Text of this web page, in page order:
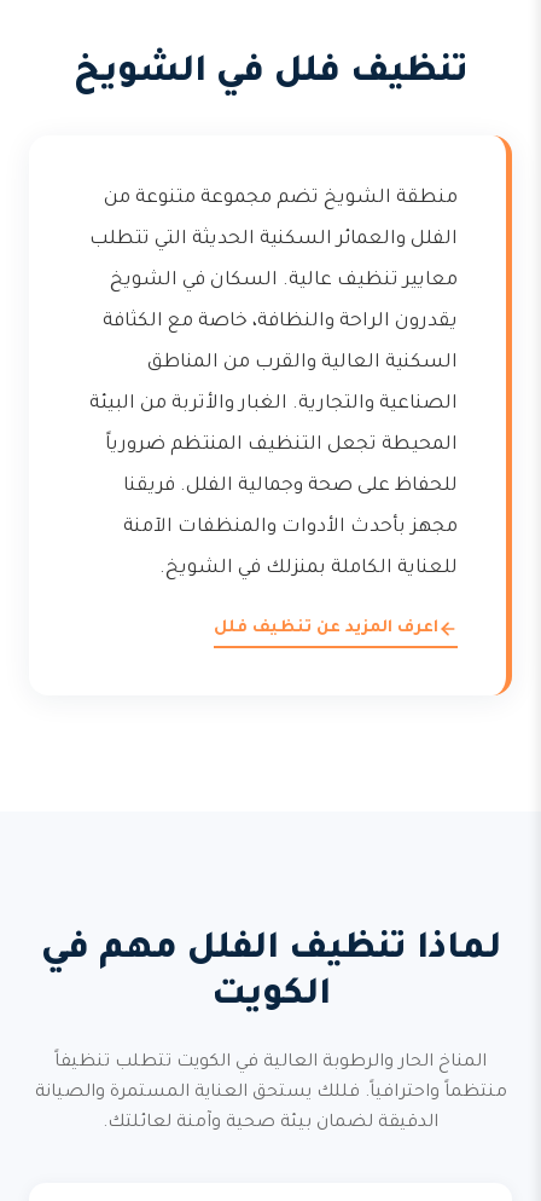
تنظيف فلل في الشويخ
منطقة الشويخ تضم مجموعة متنوعة من
الفلل والعمائر السكنية الحديثة التي تتطلب
معايير تنظيف عالية. السكان في الشويخ
يقدرون الراحة والنظافة، خاصة مع الكثافة
السكنية العالية والقرب من المناطق
الصناعية والتجارية. الغبار والأتربة من البيئة
المحيطة تجعل التنظيف المنتظم ضرورياً
للحفاظ على صحة وجمالية الفلل. فريقنا
مجهز بأحدث الأدوات والمنظفات الآمنة
للعناية الكاملة بمنزلك في الشويخ.
اعرف المزيد عن تنظيف فلل
لماذا تنظيف الفلل مهم في
الكويت
المناخ الحار والرطوبة العالية في الكويت تتطلب تنظيفاً
منتظماً واحترافياً. فللك يستحق العناية المستمرة والصيانة
الدقيقة لضمان بيئة صحية وآمنة لعائلتك.